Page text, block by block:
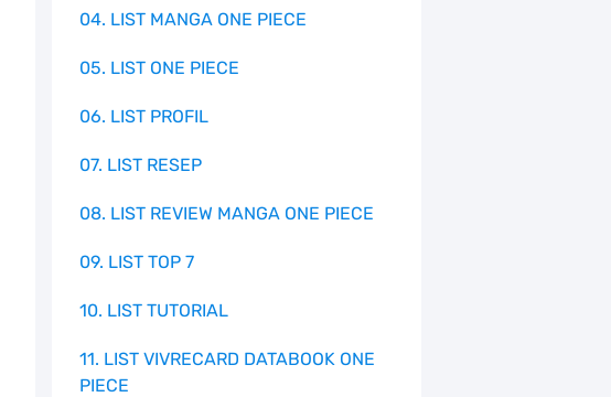
04. LIST MANGA ONE PIECE
05. LIST ONE PIECE
06. LIST PROFIL
07. LIST RESEP
08. LIST REVIEW MANGA ONE PIECE
09. LIST TOP 7
10. LIST TUTORIAL
11. LIST VIVRECARD DATABOOK ONE
PIECE